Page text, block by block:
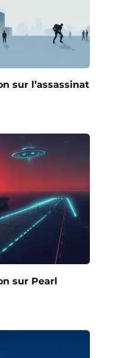
sur l’assassinat
sur Pearl